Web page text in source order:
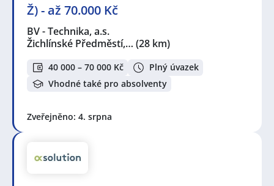
Ž) - až 70.000 Kč
BV - Technika, a.s.
Žichlínské Předměstí,… (28 km)
40 000 – 70 000 Kč
Plný úvazek
Vhodné také pro absolventy
Zveřejněno: 4. srpna